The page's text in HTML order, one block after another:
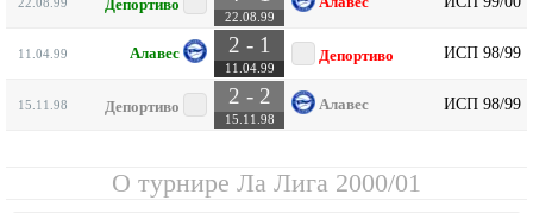
Депортиво
22.08.99
11.04.99 Алавес 2 - 1
11.04.99
Депортиво ИСП 98/99
15.11.98 Депортиво 2 - 2
15.11.98
Алавес ИСП 98/99
О турнире Ла Лига 2000/01